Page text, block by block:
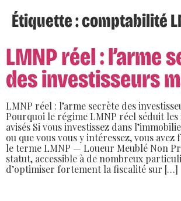
Étiquette :comptabilité
LMNP réel : l’arme
des investisseurs
LMNP réel : l’arme secrète des
Pourquoi le régime LMNP réel séduit les
avisés Si vous investissez dans
ou que vous vous y intéressez, vous
le terme LMNP — Loueur Meublé Non
statut, accessible à de nombreux
d’optimiser fortement la fiscalité sur […]